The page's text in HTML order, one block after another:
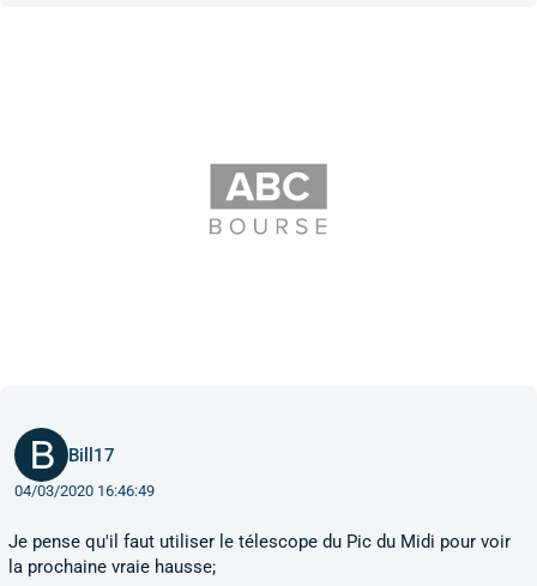
Bill17
04/03/2020 16:46:49
Je pense qu'il faut utiliser le télescope du Pic du Midi pour voir
la prochaine vraie hausse;